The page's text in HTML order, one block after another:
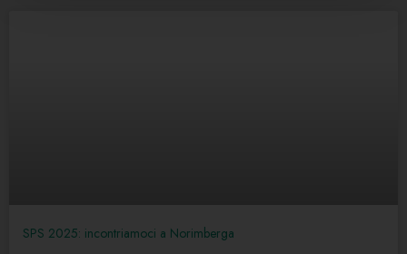
SPS 2025: incontriamoci a Norimberga